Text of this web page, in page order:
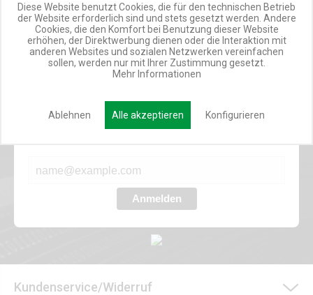
TOP INFORMIERT
ANGEBOTE
Verpasse nie wieder exklusive Newsletter-Rabatte und Aktionen
Anmelden
Kundenservice/Widerruf
Diese Website benutzt Cookies, die für den technischen Betrieb
der Website erforderlich sind und stets gesetzt werden. Andere
Cookies, die den Komfort bei Benutzung dieser Website
erhöhen, der Direktwerbung dienen oder die Interaktion mit
anderen Websites und sozialen Netzwerken vereinfachen
sollen, werden nur mit Ihrer Zustimmung gesetzt.
Mehr Informationen
Ablehnen Alle akzeptieren Konfigurieren